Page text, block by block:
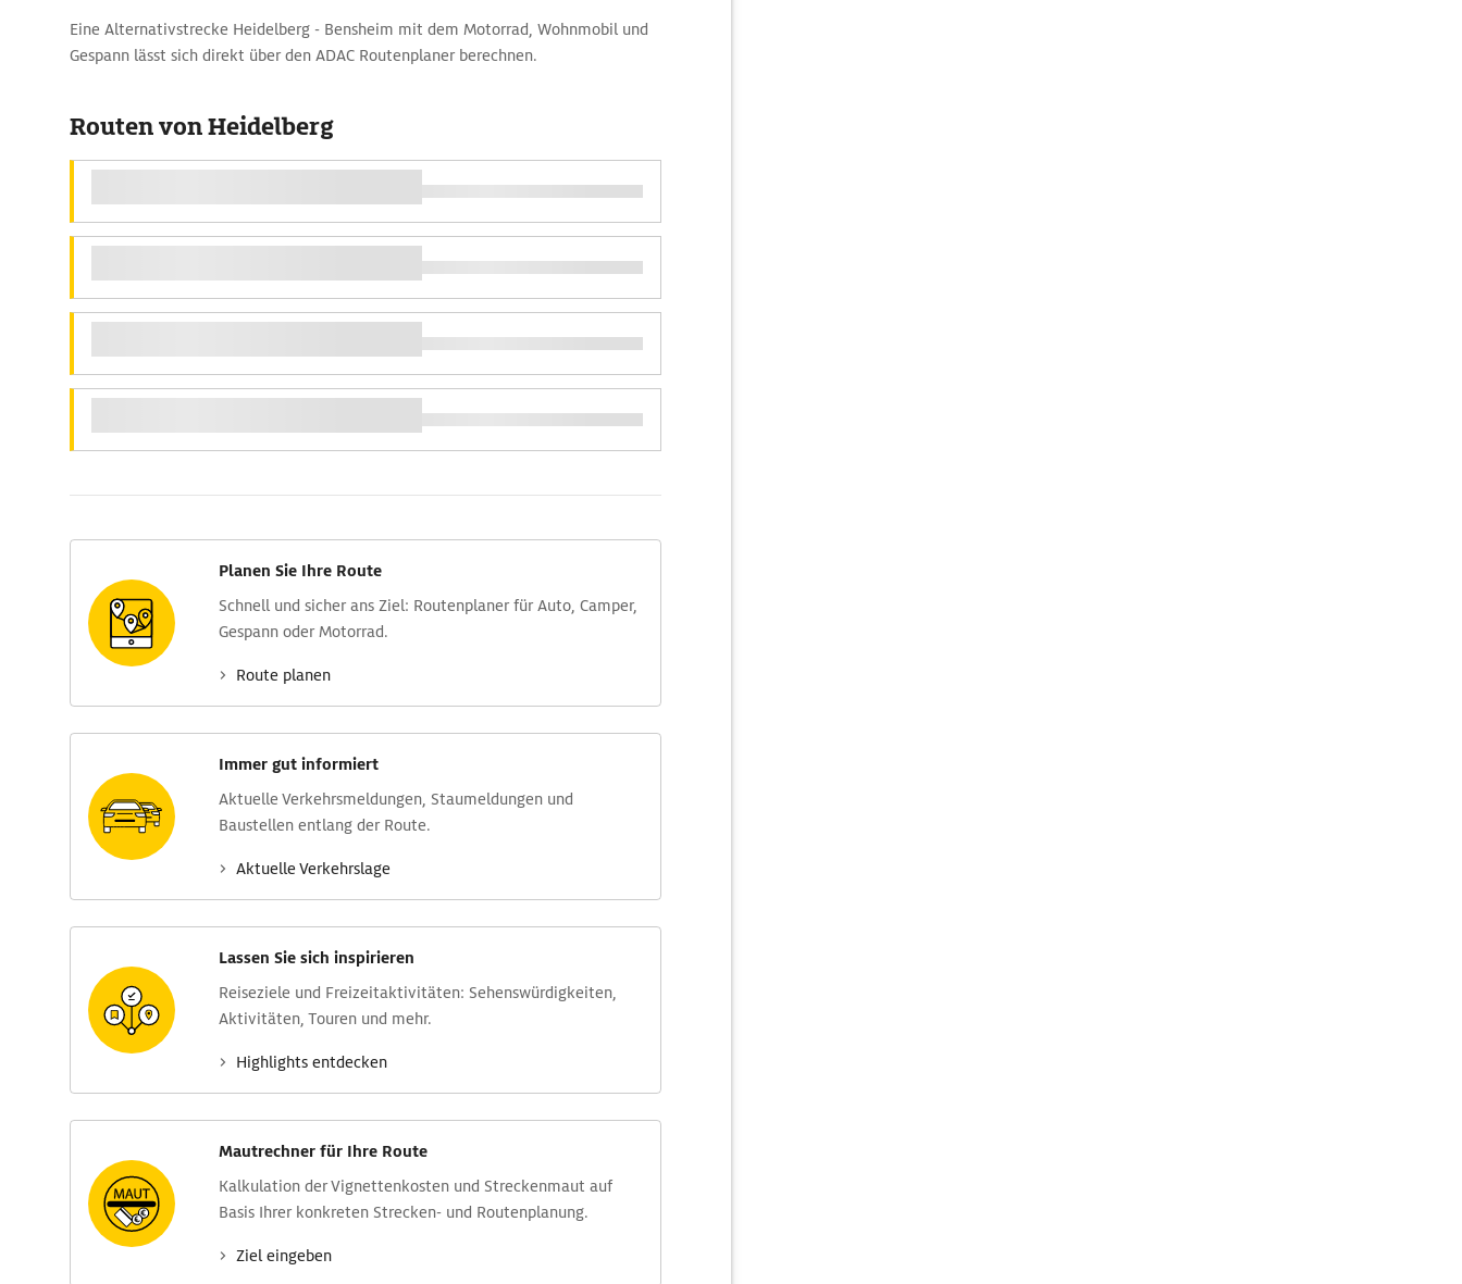
Eine Alternativstrecke Heidelberg - Bensheim mit dem Motorrad, Wohnmobil und
Gespann lässt sich direkt über den ADAC Routenplaner berechnen.
Routen von Heidelberg
Planen Sie Ihre Route
Schnell und sicher ans Ziel: Routen­planer für Auto, Camper,
Gespann oder Motorrad.
Route planen
Immer gut informiert
Aktuelle Verkehrs­meldungen, Stau­meldungen und
Baustellen entlang der Route.
Aktuelle Verkehrs­lage
Lassen Sie sich inspirieren
Reise­ziele und Freizeit­aktivitäten: Sehens­würdig­keiten,
Aktivitäten, Touren und mehr.
Highlights entdecken
Mautrechner für Ihre Route
Kalkulation der Vignettenkosten und Streckenmaut auf
Basis Ihrer konkreten Strecken- und Routenplanung.
Ziel eingeben